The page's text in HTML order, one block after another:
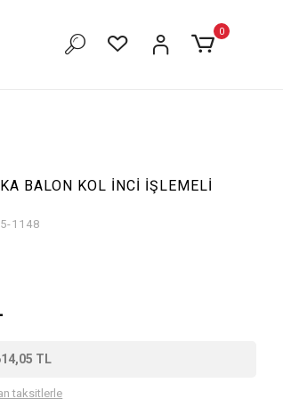
0
BALON KOL İNCİ İŞLEMELİ
1148
TL
taksitlerle